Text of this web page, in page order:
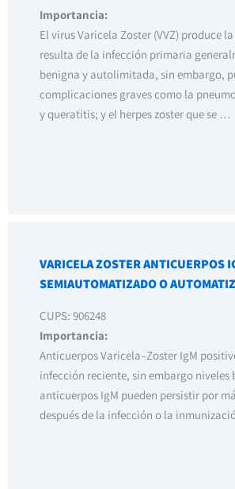
Importancia:
El virus Varicela Zoster (VVZ) produce
resulta de la infección primaria
benigna y autolimitada, sin embargo,
complicaciones graves como la
y queratitis; y el herpes zoster que se …
VARICELA ZOSTER ANTICUERPOS
SEMIAUTOMATIZADO O
CUPS: 906248
Importancia:
Anticuerpos Varicela–Zoster IgM
infección reciente, sin embargo niveles
anticuerpos IgM pueden persistir por
después de la infección o la